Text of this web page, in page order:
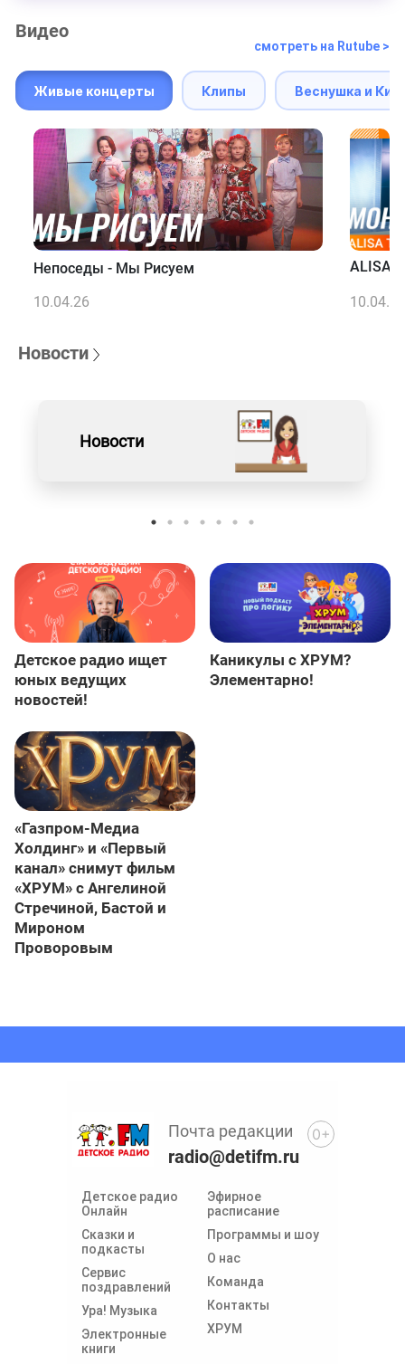
Видео
смотреть на Rutube >
Живые концерты Клипы Веснушка и
Непоседы - Мы Рисуем
10.04.26
ALISA
10.04.26
Новости
Новости
Детское радио ищет
юных ведущих
новостей!
Каникулы с ХРУМ?
Элементарно!
«Газпром-Медиа
Холдинг» и «Первый
канал» снимут фильм
«ХРУМ» с Ангелиной
Стречиной, Бастой и
Мироном
Проворовым
Детское радио
Онлайн
Сказки и
подкасты
Сервис
поздравлений
Ура! Музыка
Электронные
книги
Эфирное
расписание
Программы и шоу
О нас
Команда
Контакты
ХРУМ
Почта редакции
radio@detifm.ru
0+